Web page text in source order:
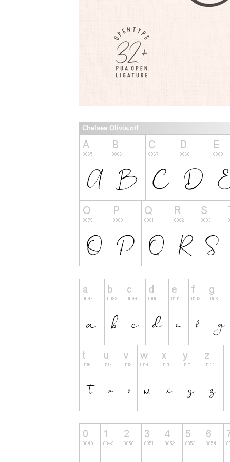
Chelsea Olivia.otf